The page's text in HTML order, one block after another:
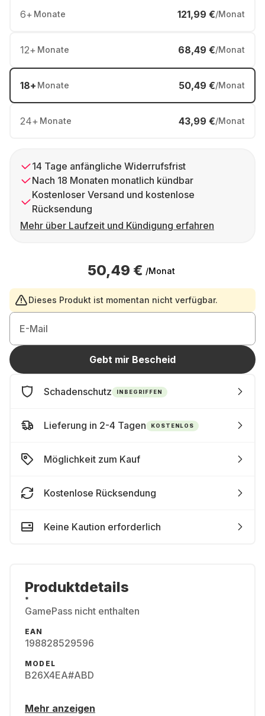
6+ Monate 121,99 €/Monat
12+ Monate 68,49 €/Monat
18+ Monate 50,49 €/Monat
24+ Monate 43,99 €/Monat
14 Tage anfängliche Widerrufsfrist
Nach 18 Monaten monatlich kündbar
Kostenloser Versand und kostenlose
Rücksendung
Mehr über Laufzeit und Kündigung erfahren
50,49 € /Monat
Dieses Produkt ist momentan nicht verfügbar.
E-Mail
Gebt mir Bescheid
Schadenschutz INBEGRIFFEN
Lieferung in 2-4 Tagen KOSTENLOS
Möglichkeit zum Kauf
Kostenlose Rücksendung
Keine Kaution erforderlich
Produktdetails
*
GamePass nicht enthalten
EAN
198828529596
MODEL
B26X4EA#ABD
Mehr anzeigen